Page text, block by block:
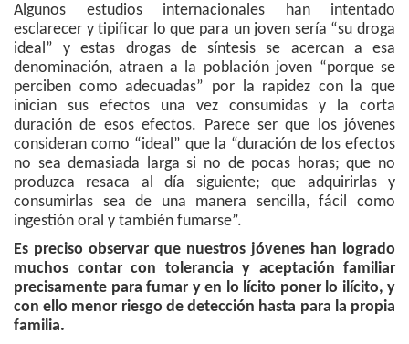
Algunos estudios internacionales han intentado
esclarecer y tipificar lo que para un joven sería “su droga
ideal” y estas drogas de síntesis se acercan a esa
denominación, atraen a la población joven “porque se
perciben como adecuadas” por la rapidez con la que
inician sus efectos una vez consumidas y la corta
duración de esos efectos. Parece ser que los jóvenes
consideran como “ideal” que la “duración de los efectos
no sea demasiada larga si no de pocas horas; que no
produzca resaca al día siguiente; que adquirirlas y
consumirlas sea de una manera sencilla, fácil como
ingestión oral y también fumarse”.
Es preciso observar que nuestros jóvenes han logrado
muchos contar con tolerancia y aceptación familiar
precisamente para fumar y en lo lícito poner lo ilícito, y
con ello menor riesgo de detección hasta para la propia
familia.